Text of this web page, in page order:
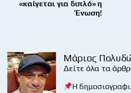
«καίγεται για διπλό» η
Ένωση!
Μάριος
Δείτε όλα τα
Η